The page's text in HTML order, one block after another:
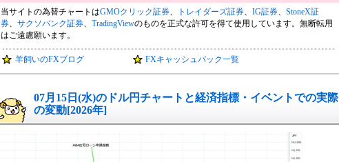
当サイトの為替チャートはGMOクリック証券、 トレイダーズ証券、 IG証券、 StoneX証
券、 サクソバンク証券、 TradingViewのものを正式な許可を得て使用しています。無断転用
はご遠慮願います。
羊飼いのFXブログ FXキャッシュバック一覧
07月15日(水)のドル円チャートと経済指標・イベントでの実際
の変動[2026年]